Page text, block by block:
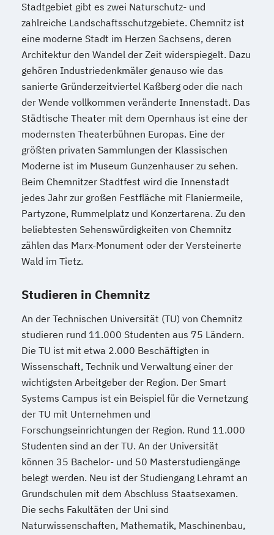
Stadtgebiet gibt es zwei Naturschutz- und
zahlreiche Landschaftsschutzgebiete. Chemnitz ist
eine moderne Stadt im Herzen Sachsens, deren
Architektur den Wandel der Zeit widerspiegelt. Dazu
gehören Industriedenkmäler genauso wie das
sanierte Gründerzeitviertel Kaßberg oder die nach
der Wende vollkommen veränderte Innenstadt. Das
Städtische Theater mit dem Opernhaus ist eine der
modernsten Theaterbühnen Europas. Eine der
größten privaten Sammlungen der Klassischen
Moderne ist im Museum Gunzenhauser zu sehen.
Beim Chemnitzer Stadtfest wird die Innenstadt
jedes Jahr zur großen Festfläche mit Flaniermeile,
Partyzone, Rummelplatz und Konzertarena. Zu den
beliebtesten Sehenswürdigkeiten von Chemnitz
zählen das Marx-Monument oder der Versteinerte
Wald im Tietz.
Studieren in Chemnitz
An der Technischen Universität (TU) von Chemnitz
studieren rund 11.000 Studenten aus 75 Ländern.
Die TU ist mit etwa 2.000 Beschäftigten in
Wissenschaft, Technik und Verwaltung einer der
wichtigsten Arbeitgeber der Region. Der Smart
Systems Campus ist ein Beispiel für die Vernetzung
der TU mit Unternehmen und
Forschungseinrichtungen der Region. Rund 11.000
Studenten sind an der TU. An der Universität
können 35 Bachelor- und 50 Masterstudiengänge
belegt werden. Neu ist der Studiengang Lehramt an
Grundschulen mit dem Abschluss Staatsexamen.
Die sechs Fakultäten der Uni sind
Naturwissenschaften, Mathematik, Maschinenbau,